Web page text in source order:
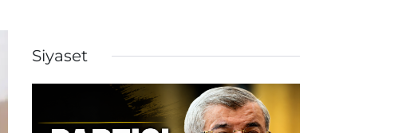
Siyaset